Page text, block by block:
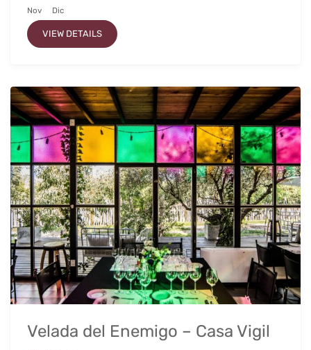
Nov Dic
VIEW DETAILS
Velada del Enemigo – Casa Vigil